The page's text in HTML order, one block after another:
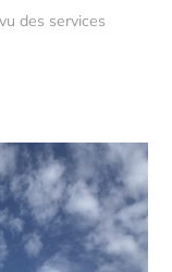
des services